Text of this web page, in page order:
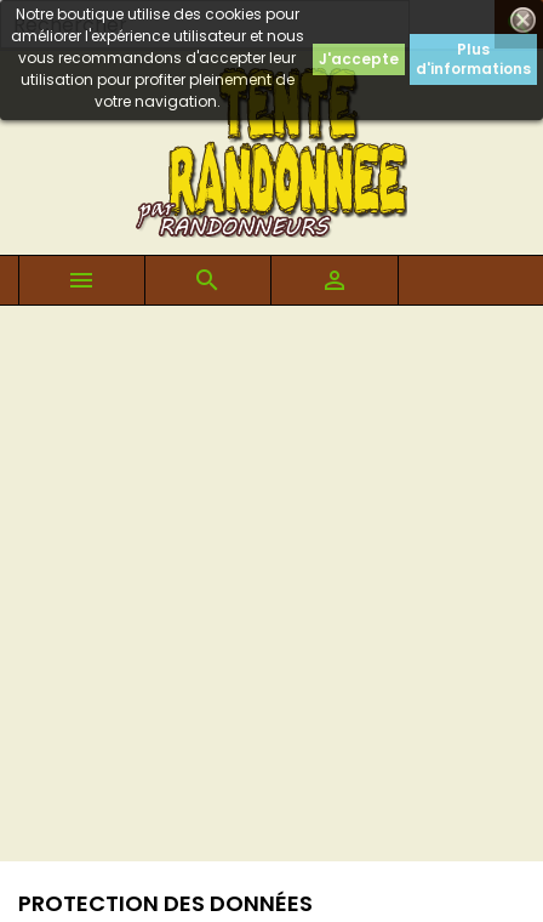

Notre boutique utilise des cookies pour
améliorer l'expérience utilisateur et nous
vous recommandons d'accepter leur
utilisation pour profiter pleinement de
votre navigation.
J'accepte
Plus
d'informations
  
PROTECTION DES DONNÉES